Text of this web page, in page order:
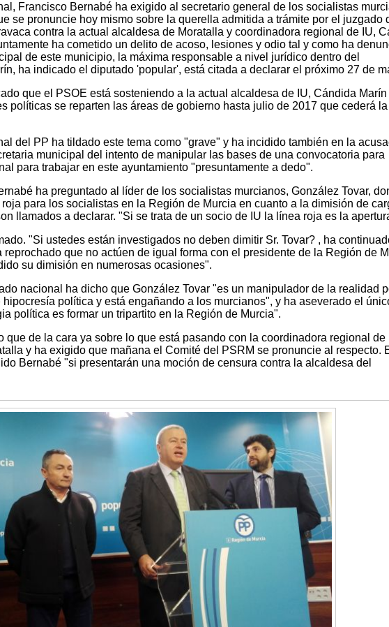
Francisco Bernabé ha exigido al secretario general de los socialistas
se pronuncie hoy mismo sobre la querella admitida a trámite por el juzgado
contra la actual alcaldesa de Moratalla y coordinadora regional de IU,
ha cometido un delito de acoso, lesiones y odio tal y como ha
de este municipio, la máxima responsable a nivel jurídico dentro del
ha indicado el diputado 'popular', está citada a declarar el próximo 27 de
que el PSOE está sosteniendo a la actual alcaldesa de IU, Cándida Marín
políticas se reparten las áreas de gobierno hasta julio de 2017 que cederá la
del PP ha tildado este tema como "grave" y ha incidido también en la
municipal del intento de manipular las bases de una convocatoria para
para trabajar en este ayuntamiento "presuntamente a dedo".
ha preguntado al líder de los socialistas murcianos, González Tovar,
para los socialistas en la Región de Murcia en cuanto a la dimisión de
llamados a declarar. "Si se trata de un socio de IU la línea roja es la
"Si ustedes están investigados no deben dimitir Sr. Tovar? , ha
reprochado que no actúen de igual forma con el presidente de la Región de
su dimisión en numerosas ocasiones".
nacional ha dicho que González Tovar "es un manipulador de la realidad
hipocresía política y está engañando a los murcianos", y ha aseverado el
política es formar un tripartito en la Región de Murcia".
que de la cara ya sobre lo que está pasando con la coordinadora regional de
y ha exigido que mañana el Comité del PSRM se pronuncie al respecto.
Bernabé "si presentarán una moción de censura contra la alcaldesa del